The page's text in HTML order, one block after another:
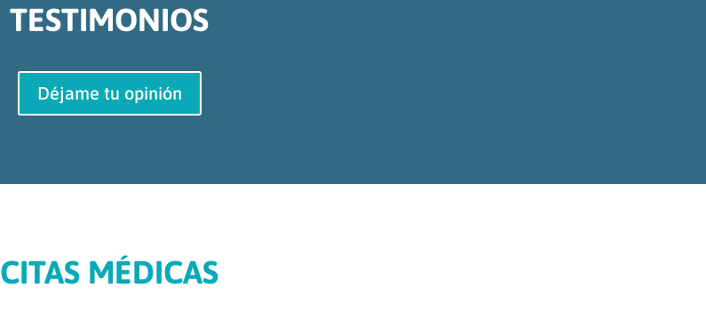
TESTIMONIOS
Déjame tu opinión
CITAS MÉDICAS